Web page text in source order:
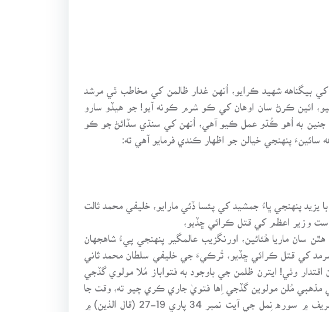
بيگناهه شهيد ڪرايو، اُنهن غدار ظالمن کي مخاطب ٿي مرشد
ائين ڪرڻ سان اوهان کي ڪو شرم ڪونه آيو! جو هيڏو سارو
جنين به اُهو ڪُڌو عمل ڪيو آهي، اُنهن کي سنڌي سڏائڻ جو ڪو
پنهنجي خيالن جو اظهار ڪندي فرمايو آهي ته:
پنهنجي ڀاءُ جمشيد کي پئسا ڏئي مارايو، خليفي محمد ثالت
سان ماريا هُئائين، اورنگزيب عالمگير پنهنجي پيءُ شاهجهان
کي قتل ڪرائي ڇڏيو، تُرڪيءَ جي خليفي سلطان محمد ثاني
وٺي! ايترن ظلمن جي باوجود به فتواباز مُلا مولوي گڏجي
مذهبي مُلن مولوين گڏجي اِها فتويٰ جاري ڪري چيو ته، وقت جا
بدشاهه ڪيترا به گُنهگار ڇو نه هُجن، پر قيامت جي ڏينهن سڀئي بخشيا ويندا! هوڏانهن وري قرآن شريف ۾ سوره نِمل جي آيت نمبر 34 پاري 19-27 (قال الذين) ۾